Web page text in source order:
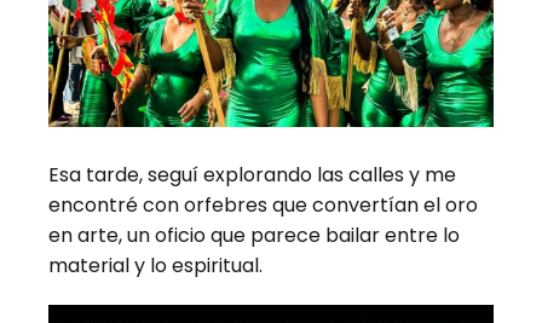
Esa tarde, seguí explorando las calles y me
encontré con orfebres que convertían el oro
en arte, un oficio que parece bailar entre lo
material y lo espiritual.